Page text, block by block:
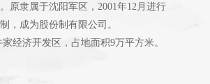
原隶属于沈阳军区，2001年12月进行
，成为股份制有限公司。
经济开发区，占地面积9万平方米。